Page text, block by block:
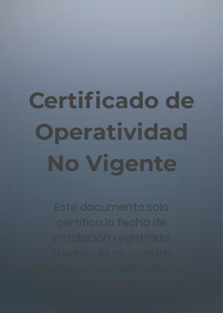
Certificado de
Operatividad
No Vigente
Este documento solo
certifica la fecha de
instalación registrada.
El vehículo no registra